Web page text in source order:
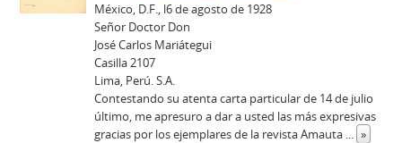
México, D.F., l6 de agosto de 1928
Señor Doctor Don
José Carlos Mariátegui
Casilla 2107
Lima, Perú. S.A.
Contestando su atenta carta particular de 14 de julio
último, me apresuro a dar a usted las más expresivas
gracias por los ejemplares de la revista Amauta ... »